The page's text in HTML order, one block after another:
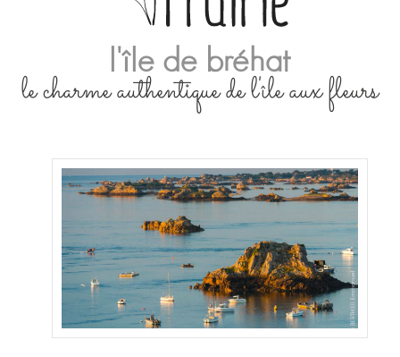
l'île de bréhat
le charme authentique de l'île aux fleurs